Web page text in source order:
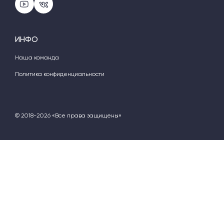
ИНФО
Наша команда
Политика конфиденциальности
© 2018-2026 «Все права защищены»